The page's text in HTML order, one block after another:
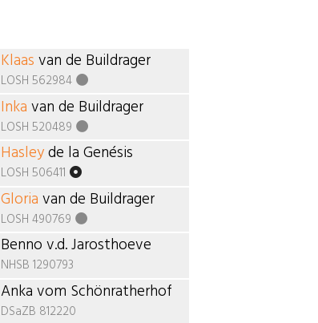
Klaas van de Buildrager
LOSH 562984
Inka van de Buildrager
LOSH 520489
Hasleyde la Genésis
LOSH 506411
Gloria van de Buildrager
LOSH 490769
Benno v.d. Jarosthoeve
NHSB 1290793
Anka vom Schönratherhof
DSaZB 812220